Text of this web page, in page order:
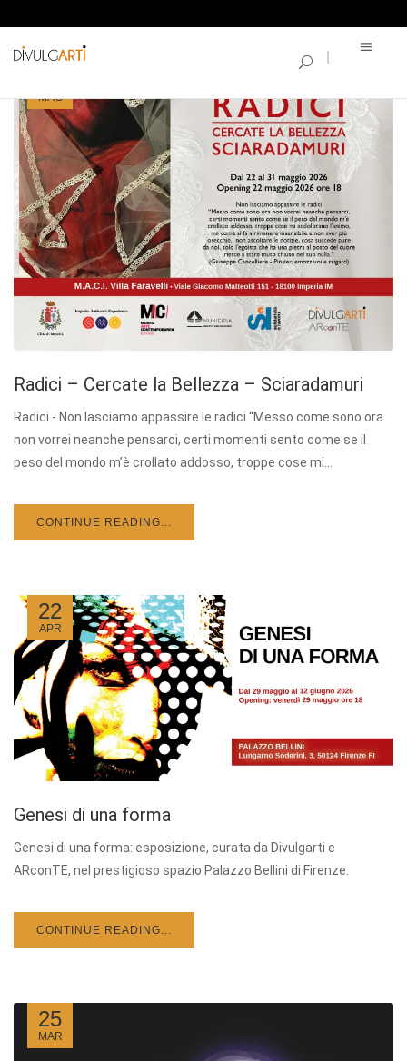
CATEGORIA: EVENTI
MAG
Radici – Cercate la Bellezza – Sciaradamuri
Radici - Non lasciamo appassire le radici “Messo come sono ora
non vorrei neanche pensarci, certi momenti sento come se il
peso del mondo m’è crollato addosso, troppe cose mi...
CONTINUE READING...
22
APR
Genesi di una forma
Genesi di una forma: esposizione, curata da Divulgarti e
ARconTE, nel prestigioso spazio Palazzo Bellini di Firenze.
CONTINUE READING...
25
MAR